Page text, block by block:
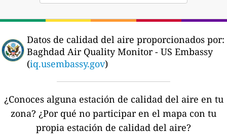
Datos de calidad del aire proporcionados por:
Baghdad Air Quality Monitor - US Embassy
(iq.usembassy.gov)
¿Conoces alguna estación de calidad del aire en tu
zona? ¿Por qué no participar en el mapa con tu
propia estación de calidad del aire?